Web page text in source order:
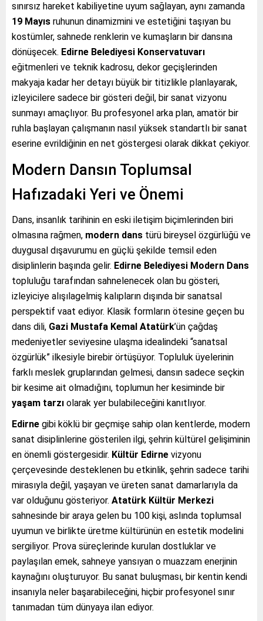
sınırsız hareket kabiliyetine uyum sağlayan, aynı zamanda
19 Mayıs ruhunun dinamizmini ve estetiğini taşıyan bu
kostümler, sahnede renklerin ve kumaşların bir dansına
dönüşecek. Edirne Belediyesi Konservatuvarı
eğitmenleri ve teknik kadrosu, dekor geçişlerinden
makyaja kadar her detayı büyük bir titizlikle planlayarak,
izleyicilere sadece bir gösteri değil, bir sanat vizyonu
sunmayı amaçlıyor. Bu profesyonel arka plan, amatör bir
ruhla başlayan çalışmanın nasıl yüksek standartlı bir sanat
eserine evrildiğinin en net göstergesi olarak dikkat çekiyor.
Modern Dansın Toplumsal
Hafızadaki Yeri ve Önemi
Dans, insanlık tarihinin en eski iletişim biçimlerinden biri
olmasına rağmen, modern dans türü bireysel özgürlüğü ve
duygusal dışavurumu en güçlü şekilde temsil eden
disiplinlerin başında gelir. Edirne Belediyesi Modern Dans
topluluğu tarafından sahnelenecek olan bu gösteri,
izleyiciye alışılagelmiş kalıpların dışında bir sanatsal
perspektif vaat ediyor. Klasik formların ötesine geçen bu
dans dili, Gazi Mustafa Kemal Atatürk’ün çağdaş
medeniyetler seviyesine ulaşma idealindeki “sanatsal
özgürlük” ilkesiyle birebir örtüşüyor. Topluluk üyelerinin
farklı meslek gruplarından gelmesi, dansın sadece seçkin
bir kesime ait olmadığını, toplumun her kesiminde bir
yaşam tarzı olarak yer bulabileceğini kanıtlıyor.
Edirne gibi köklü bir geçmişe sahip olan kentlerde, modern
sanat disiplinlerine gösterilen ilgi, şehrin kültürel gelişiminin
en önemli göstergesidir. Kültür Edirne vizyonu
çerçevesinde desteklenen bu etkinlik, şehrin sadece tarihi
mirasıyla değil, yaşayan ve üreten sanat damarlarıyla da
var olduğunu gösteriyor. Atatürk Kültür Merkezi
sahnesinde bir araya gelen bu 100 kişi, aslında toplumsal
uyumun ve birlikte üretme kültürünün en estetik modelini
sergiliyor. Prova süreçlerinde kurulan dostluklar ve
paylaşılan emek, sahneye yansıyan o muazzam enerjinin
kaynağını oluşturuyor. Bu sanat buluşması, bir kentin kendi
insanıyla neler başarabileceğini, hiçbir profesyonel sınır
tanımadan tüm dünyaya ilan ediyor.